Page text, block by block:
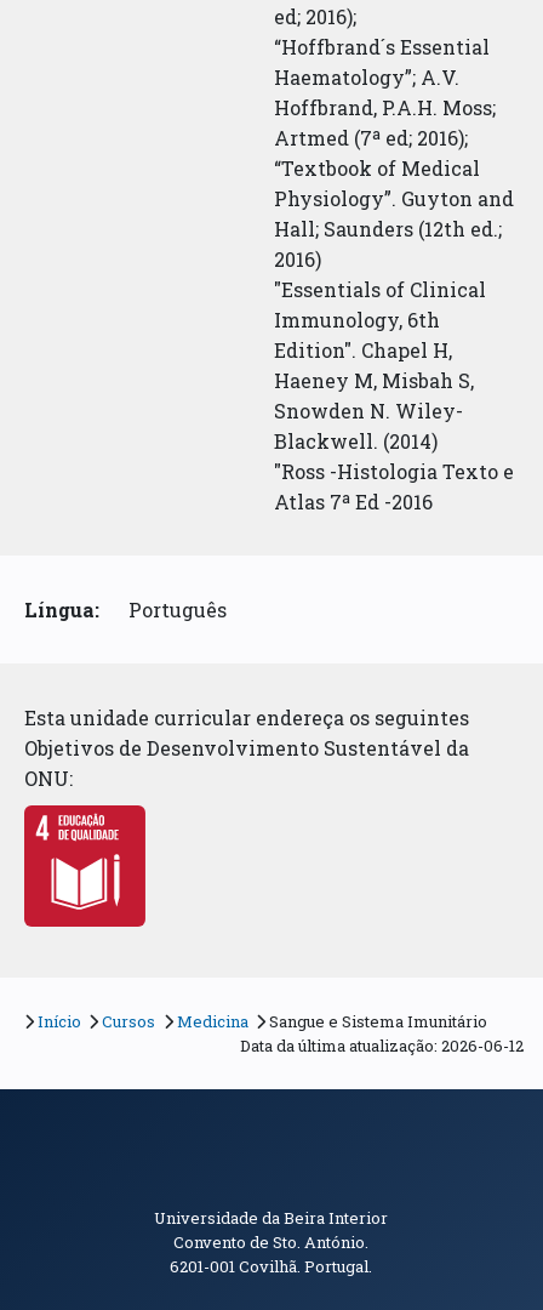
ed; 2016);
“Hoffbrand´s Essential
Haematology”; A.V.
Hoffbrand, P.A.H. Moss;
Artmed (7ª ed; 2016);
“Textbook of Medical
Physiology”. Guyton and
Hall; Saunders (12th ed.;
2016)
"Essentials of Clinical
Immunology, 6th
Edition". Chapel H,
Haeney M, Misbah S,
Snowden N. Wiley-
Blackwell. (2014)
"Ross -Histologia Texto e
Atlas 7ª Ed -2016
Língua: Português
Esta unidade curricular endereça os seguintes
Objetivos de Desenvolvimento Sustentável da
ONU:
Início Cursos Medicina
Sangue e Sistema Imunitário
Data da última atualização: 2026-06-12
Informações de Contacto
Universidade da Beira Interior
Convento de Sto. António.
6201-001Covilhã. Portugal.